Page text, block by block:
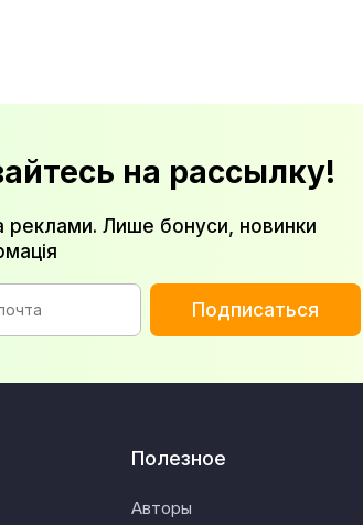
на рассылку!
реклами. Лише бонуси, новинки
Подписаться
Полезное
Авторы